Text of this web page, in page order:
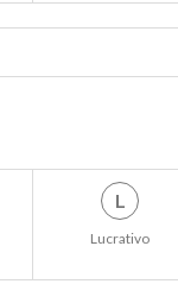
L
Lucrativo